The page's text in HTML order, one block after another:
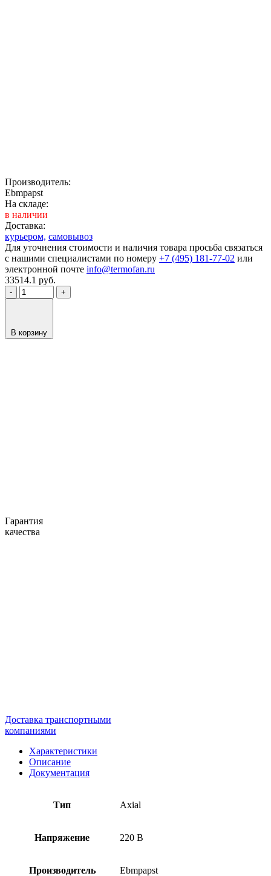
Производитель:
Ebmpapst
На складе:
в наличии
Доставка:
курьером, самовывоз
Для уточнения стоимости и наличия товара просьба связаться
с нашими специалистами по номеру +7 (495) 181-77-02 или
электронной почте info@termofan.ru
33514.1 руб.
- +
В корзину
Гарантия
качества
Доставка транспортными
компаниями
Характеристики
Описание
Документация
Тип Axial
Напряжение 220 В
Производитель Ebmpapst